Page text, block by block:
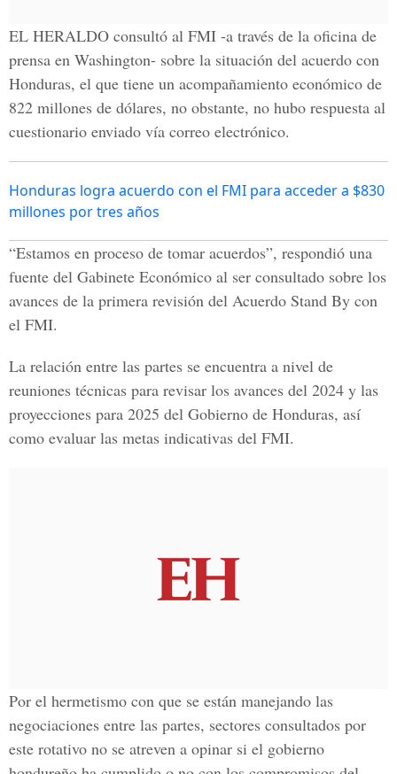
EL HERALDO consultó al FMI -a través de la oficina de
prensa en Washington- sobre la situación del acuerdo con
Honduras, el que tiene un acompañamiento económico de
822 millones de dólares, no obstante, no hubo respuesta al
cuestionario enviado vía correo electrónico.
Honduras logra acuerdo con el FMI para acceder a $830
millones por tres años
“Estamos en proceso de tomar acuerdos”, respondió una
fuente del Gabinete Económico al ser consultado sobre los
avances de la primera revisión del Acuerdo Stand By con
el FMI.
La relación entre las partes se encuentra a nivel de
reuniones técnicas para revisar los avances del 2024 y las
proyecciones para 2025 del Gobierno de Honduras, así
como evaluar las metas indicativas del FMI.
Por el hermetismo con que se están manejando las
negociaciones entre las partes, sectores consultados por
este rotativo no se atreven a opinar si el gobierno